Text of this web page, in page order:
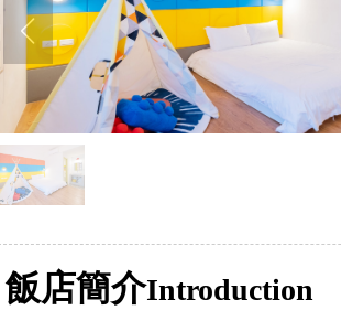
飯店簡介Introduction